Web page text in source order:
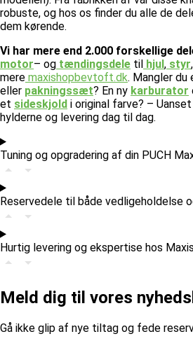
robuste, og hos os finder du alle de
dem kørende.
Vi har mere end 2.000 forskellige
motor– og tændingsdele til hjul, styr,
mere maxishopbevtoft.dk. Mangler du
eller pakningssæt? En ny karburator
et sideskjold i original farve? –
hylderne og levering dag til dag.
Tuning og opgradering af din PUCH
Reservedele til både vedligeholdelse
Hurtig levering og ekspertise hos
Meld dig til vores
​Gå ikke glip af nye tiltag og fede